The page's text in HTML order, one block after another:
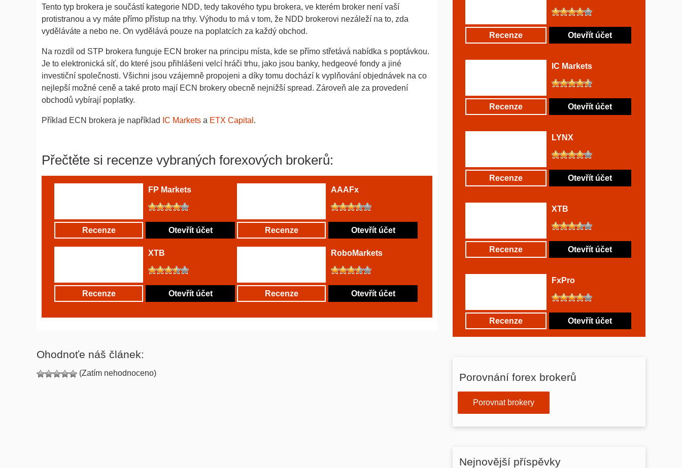
Tento typ brokera je součástí kategorie NDD, tedy takového typu brokera, ve kterém broker není vaší
protistranou a vy máte přímo přístup na trhy. Výhodu to má v tom, že NDD brokerovi nezáleží na to, zda
vyděláváte a nebo ne. On vydělává pouze na poplatcích za každý obchod.
Na rozdíl od STP brokera funguje ECN broker na principu místa, kde se přímo střetává nabídka s poptávkou.
Je to elektronická síť, do které jsou přihlášeni velcí hráči trhu, jako jsou banky, hedgeové fondy a jiné
investiční společnosti. Všichni jsou vzájemně propojeni a díky tomu dochází k vyplňování objednávek na co
nejlepší možné ceně a také proto mají ECN brokery obecně nejnižší spread. Zároveň ale za provedení
obchodů vybírají poplatky.
Příklad ECN brokera je například IC Markets a ETX Capital .
Přečtěte si recenze vybraných forexových brokerů:
FP Markets
Recenze Otevřít účet
AAAFx
Recenze Otevřít účet
XTB
Recenze Otevřít účet
RoboMarkets
Recenze Otevřít účet
Ohodnoťe náš článek:
(Zatím nehodnoceno)
Recenze Otevřít účet
IC Markets
Recenze Otevřít účet
LYNX
Recenze Otevřít účet
XTB
Recenze Otevřít účet
FxPro
Recenze Otevřít účet
Porovnání forex brokerů
Porovnat brokery
Nejnovější příspěvky